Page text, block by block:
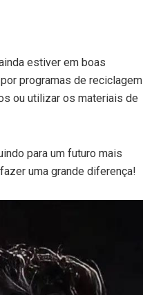
estiver em boas
programas de reciclagem
ou utilizar os materiais de
para um futuro mais
uma grande diferença!